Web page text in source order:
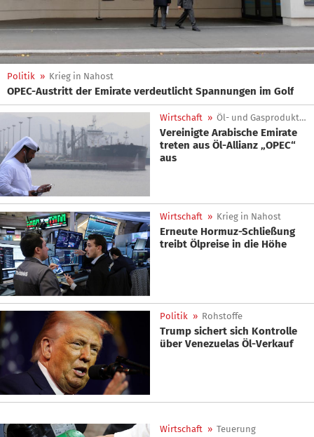
Politik » Krieg in Nahost
OPEC-Austritt der Emirate verdeutlicht Spannungen im Golf
Wirtschaft » Öl- und Gasproduktion
Vereinigte Arabische Emirate
treten aus Öl-Allianz „OPEC“
aus
Wirtschaft » Krieg in Nahost
Erneute Hormuz-Schließung
treibt Ölpreise in die Höhe
Politik » Rohstoffe
Trump sichert sich Kontrolle
über Venezuelas Öl-Verkauf
Wirtschaft » Teuerung